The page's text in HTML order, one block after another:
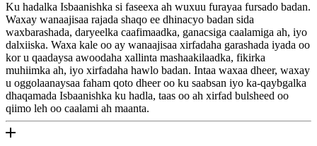
Ku hadalka Isbaanishka si faseexa ah wuxuu furayaa fursado badan.
Waxay wanaajisaa rajada shaqo ee dhinacyo badan sida
waxbarashada, daryeelka caafimaadka, ganacsiga caalamiga ah, iyo
dalxiiska. Waxa kale oo ay wanaajisaa xirfadaha garashada iyada oo
kor u qaadaysa awoodaha xallinta mashaakilaadka, fikirka
muhiimka ah, iyo xirfadaha hawlo badan. Intaa waxaa dheer, waxay
u oggolaanaysaa faham qoto dheer oo ku saabsan iyo ka-qaybgalka
dhaqamada Isbaanishka ku hadla, taas oo ah xirfad bulsheed oo
qiimo leh oo caalami ah maanta.